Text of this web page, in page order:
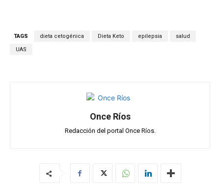
b
gr
TAGS dieta cetogénica Dieta Keto epilepsia salud
UAS
Once Ríos
Redacción del portal Once Ríos.